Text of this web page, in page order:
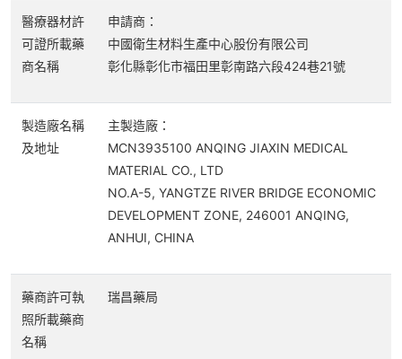
醫療器材許
可證所載藥
商名稱
申請商：
中國衛生材料生產中心股份有限公司
彰化縣彰化市福田里彰南路六段424巷21號
製造廠名稱
及地址
主製造廠：
MCN3935100 ANQING JIAXIN MEDICAL
MATERIAL CO., LTD
NO.A-5, YANGTZE RIVER BRIDGE ECONOMIC
DEVELOPMENT ZONE, 246001 ANQING,
ANHUI, CHINA
藥商許可執
照所載藥商
名稱
瑞昌藥局